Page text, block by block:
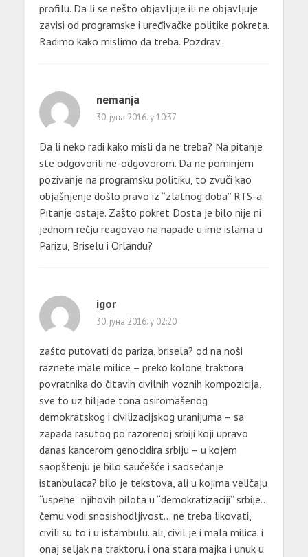
profilu. Da li se nešto objavljuje ili ne objavljuje
zavisi od programske i uređivačke politike pokreta.
Radimo kako mislimo da treba. Pozdrav.
nemanja
30. јуна 2016. у 10:37
Da li neko radi kako misli da ne treba? Na pitanje
ste odgovorili ne-odgovorom. Da ne pominjem
pozivanje na programsku politiku, to zvuči kao
objašnjenje došlo pravo iz “zlatnog doba” RTS-a.
Pitanje ostaje. Zašto pokret Dosta je bilo nije ni
jednom rečju reagovao na napade u ime islama u
Parizu, Briselu i Orlandu?
igor
30. јуна 2016. у 02:20
zašto putovati do pariza, brisela? od na noši
raznete male milice – preko kolone traktora
povratnika do čitavih civilnih voznih kompozicija,
sve to uz hiljade tona osiromašenog
demokratskog i civilizacijskog uranijuma – sa
zapada rasutog po razorenoj srbiji koji upravo
danas kancerom genocidira srbiju – u kojem
saopštenju je bilo saučešće i saosećanje
istanbulaca? bilo je tekstova, ali u kojima veličaju
“uspehe” njihovih pilota u “demokratizaciji” srbije…
čemu vodi snosishodljivost… ne treba likovati,
civili su to i u istambulu. ali, civil je i mala milica. i
onaj seljak na traktoru. i ona stara majka i unuk u